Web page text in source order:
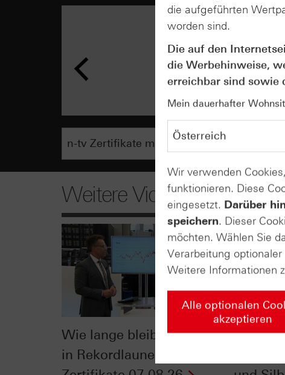
Weitere Videos
Wie lange bleibt der DAX®
in Rekordlaune? - ntv
Der
die aufgeführten
worden sind.
Die auf den
die Werbehinweise,
erreichbar sind sowie
Mein dauerhafter
Wir verwenden
funktionieren. Diese
eingesetzt. Darüber
speichern. Dieser
möchten. Wählen Sie
Verarbeitung
Weitere Informationen
Alle optionalen
akzeptieren